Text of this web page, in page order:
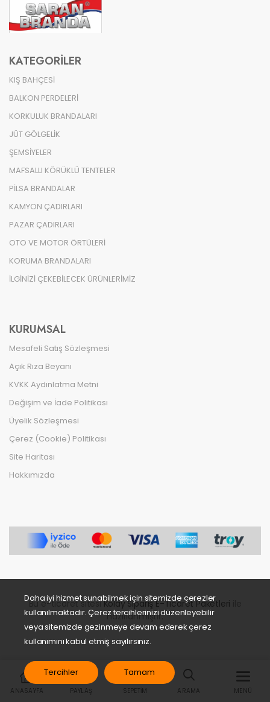
KATEGORILER
KIŞ BAHÇESİ
BALKON PERDELERİ
KORKULUK BRANDALARI
JÜT GÖLGELİK
ŞEMSİYELER
MAFSALLI KÖRÜKLÜ TENTELER
PİLSA BRANDALAR
KAMYON ÇADIRLARI
PAZAR ÇADIRLARI
OTO VE MOTOR ÖRTÜLERİ
KORUMA BRANDALARI
İLGİNİZİ ÇEKEBİLECEK ÜRÜNLERİMİZ
KURUMSAL
Mesafeli Satış Sözleşmesi
Açık Rıza Beyanı
KVKK Aydınlatma Metni
Değişim ve İade Politikası
Üyelik Sözleşmesi
Çerez (Cookie) Politikası
Site Haritası
Hakkımızda
Bu e-ticaret sitesiKolay Sipariş E-Ticaret Paketleri
hazırlanmıştır.
ANASAYFA PAYLAŞ SEPETIM ARAMA MENÜ
Daha iyi hizmet sunabilmek için sitemizde çerezler
kullanılmaktadır. Çerez tercihlerinizi düzenleyebilir
veya sitemizde gezinmeye devam ederek çerez
kullanımını kabul etmiş sayılırsınız.
Tercihler Tamam